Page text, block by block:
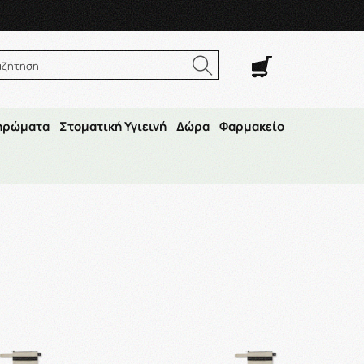
Σαβ. 8:00π.μ.–14:30μ.μ
Στοματική Υγιεινή Δώρα Φαρμακείο